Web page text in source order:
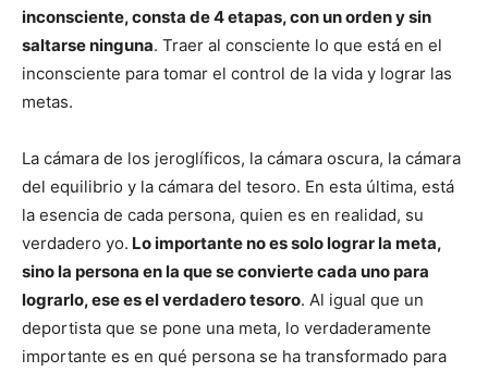
inconsciente, consta de 4 etapas, con un orden y sin
saltarse ninguna. Traer al consciente lo que está en el
inconsciente para tomar el control de la vida y lograr las
metas.
La cámara de los jeroglíficos, la cámara oscura, la cámara
del equilibrio y la cámara del tesoro. En esta última, está
la esencia de cada persona, quien es en realidad, su
verdadero yo. Lo importante no es solo lograr la meta,
sino la persona en la que se convierte cada uno para
lograrlo, ese es el verdadero tesoro. Al igual que un
deportista que se pone una meta, lo verdaderamente
importante es en qué persona se ha transformado para